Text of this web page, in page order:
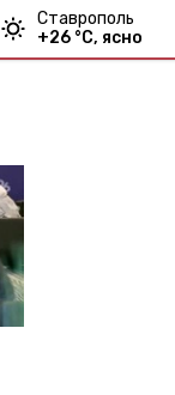
Ставрополь
+26 °С, ясно